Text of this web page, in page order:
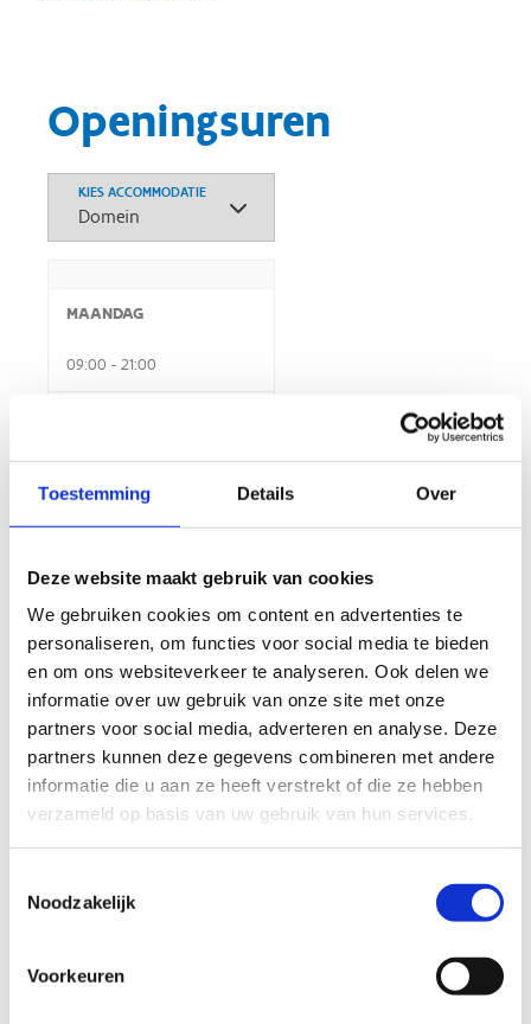
Toestemming Details Over
Deze website maakt gebruik van cookies
We gebruiken cookies om content en advertenties te
personaliseren, om functies voor social media te bieden
en om ons websiteverkeer te analyseren. Ook delen we
informatie over uw gebruik van onze site met onze
partners voor social media, adverteren en analyse. Deze
partners kunnen deze gegevens combineren met andere
informatie die u aan ze heeft verstrekt of die ze hebben
verzameld op basis van uw gebruik van hun services.
Noodzakelijk
Voorkeuren
Openingsuren
KIES ACCOMMODATIE
MAANDAG
09:00 - 21:00
09:00 - 21:00
09:00 - 21:00
DONDERDAG
09:00 - 21:00
VRIJDAG
09:00 - 21:00
ZATERDAG
09:00 - 21:00